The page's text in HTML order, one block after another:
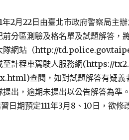
2月22日由臺北市政府警察局主
前分區測驗及格名單及試題解答，
隊網站（http://
至計程車駕駛人服務網(https://
查閱，如對試題解答有疑義
提出，逾期未提出以公告解答為準。
期預定111年3月8、10日，欲修